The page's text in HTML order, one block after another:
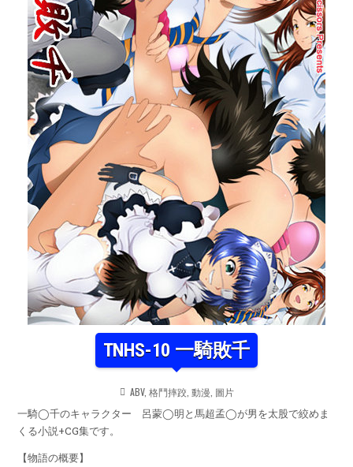
TNHS-10 一騎敗千
POSTED
ABV, 格鬥摔跤, 動漫, 圖片
一騎◯千のキャラクター 呂蒙◯明と馬超孟◯が男を太股で絞めま
くる小説+CG集です。
【物語の概要】